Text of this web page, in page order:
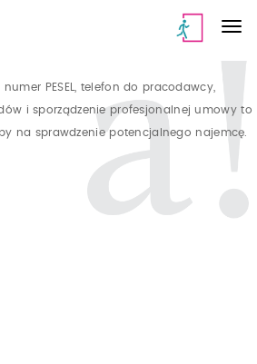
PESEL, telefon do pracodawcy,
i sporządzenie profesjonalnej umowy to
na sprawdzenie potencjalnego najemcę.